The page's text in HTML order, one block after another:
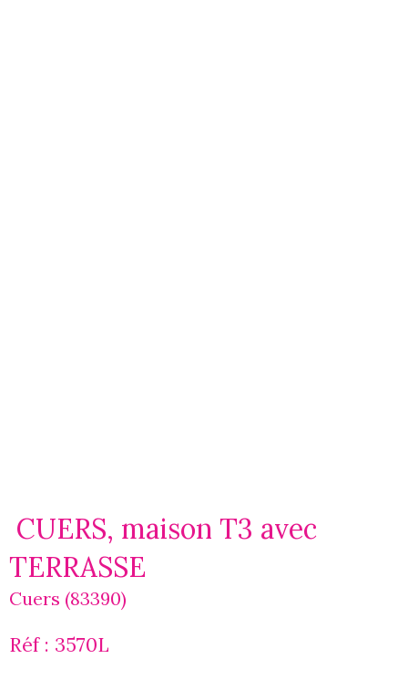
CUERS, maison T3 avec
TERRASSE
Cuers (83390)
Réf : 3570L